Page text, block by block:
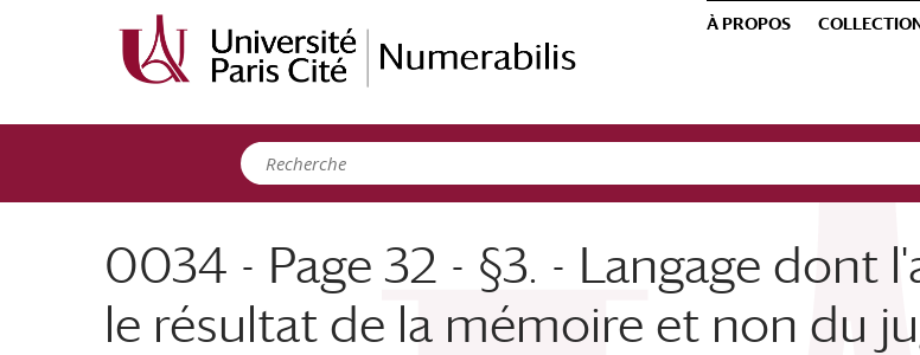
À PROPOS
0034 - Page 32 - §3. - Langage dont
le résultat de la mémoire et non du
Panneau de gestion des cookies